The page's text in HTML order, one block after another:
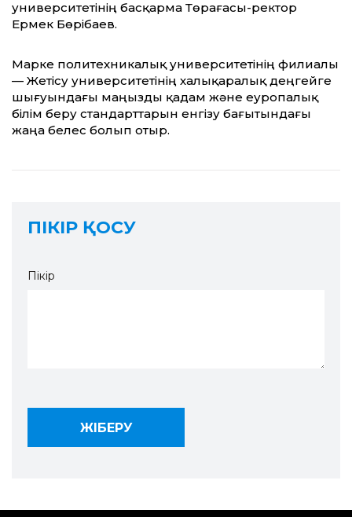
университетінің басқарма Төрағасы-ректор
Ермек Бөрібаев.
Марке политехникалық университетінің филиалы
— Жетісу университетінің халықаралық деңгейге
шығуындағы маңызды қадам және еуропалық
білім беру стандарттарын енгізу бағытындағы
жаңа белес болып отыр.
ПІКІР ҚОСУ
Пікір